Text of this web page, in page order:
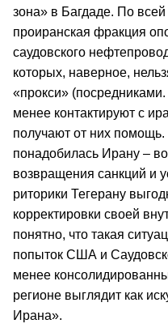
зона» в Багдаде. По
проиранская фракция
саудовского
которых, наверное,
«прокси»
менее контактируют с
получают от них
понадобилась Ирану –
возвращения санкций и
риторики Тегерану
корректировки своей
понятно, что такая
попыток США и
менее
регионе выглядит как
Ирана».